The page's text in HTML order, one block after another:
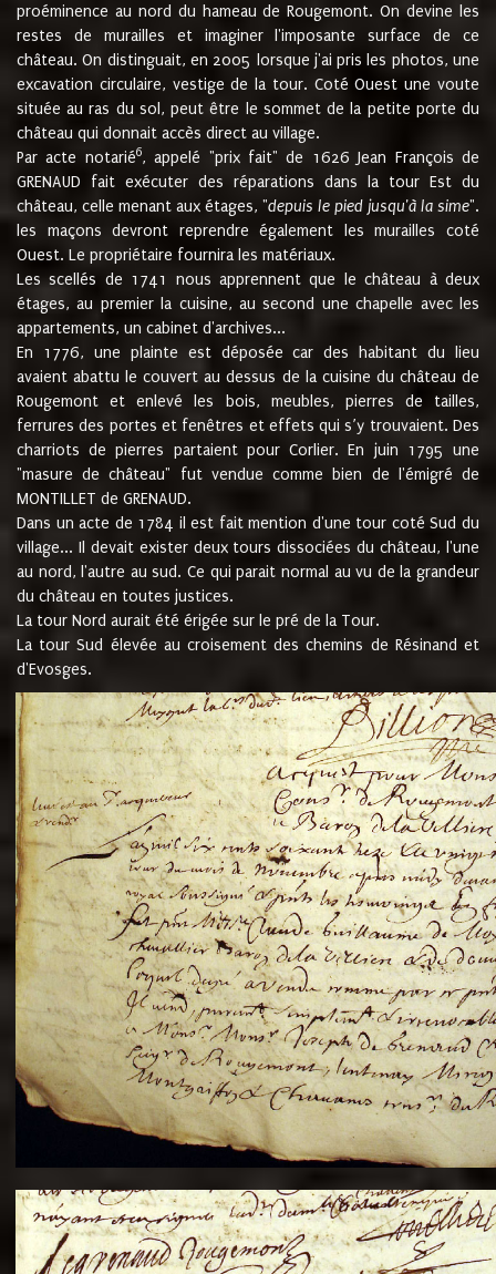
proéminence au nord du hameau de Rougemont. On devine les
restes de murailles et imaginer l'imposante surface de ce
château. On distinguait, en 2005 lorsque j'ai pris les photos, une
excavation circulaire, vestige de la tour. Coté Ouest une voute
située au ras du sol, peut être le sommet de la petite porte du
château qui donnait accès direct au village.
Par acte notarié6, appelé "prix fait" de 1626 Jean François de
GRENAUD fait exécuter des réparations dans la tour Est du
château, celle menant aux étages, "depuis le pied jusqu'à la sime".
les maçons devront reprendre également les murailles coté
Ouest. Le propriétaire fournira les matériaux.
Les scellés de 1741 nous apprennent que le château à deux
étages, au premier la cuisine, au second une chapelle avec les
appartements, un cabinet d'archives...
En 1776, une plainte est déposée car des habitant du lieu
avaient abattu le couvert au dessus de la cuisine du château de
Rougemont et enlevé les bois, meubles, pierres de tailles,
ferrures des portes et fenêtres et effets qui s’y trouvaient. Des
charriots de pierres partaient pour Corlier. En juin 1795 une
"masure de château" fut vendue comme bien de l'émigré de
MONTILLET de GRENAUD.
Dans un acte de 1784 il est fait mention d'une tour coté Sud du
village... Il devait exister deux tours dissociées du château, l'une
au nord, l'autre au sud. Ce qui parait normal au vu de la grandeur
du château en toutes justices.
La tour Nord aurait été érigée sur le pré de la Tour.
La tour Sud élevée au croisement des chemins de Résinand et
d'Evosges.